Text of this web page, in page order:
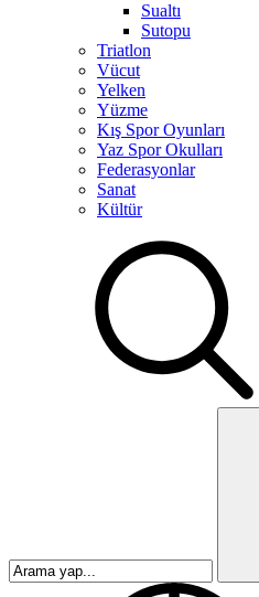
Sualtı
Sutopu
Triatlon
Vücut
Yelken
Yüzme
Kış Spor Oyunları
Yaz Spor Okulları
Federasyonlar
Sanat
Kültür